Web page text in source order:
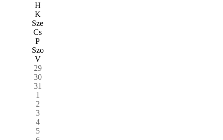
H
K
Sze
Cs
P
Szo
V
29
30
31
1
2
3
4
5